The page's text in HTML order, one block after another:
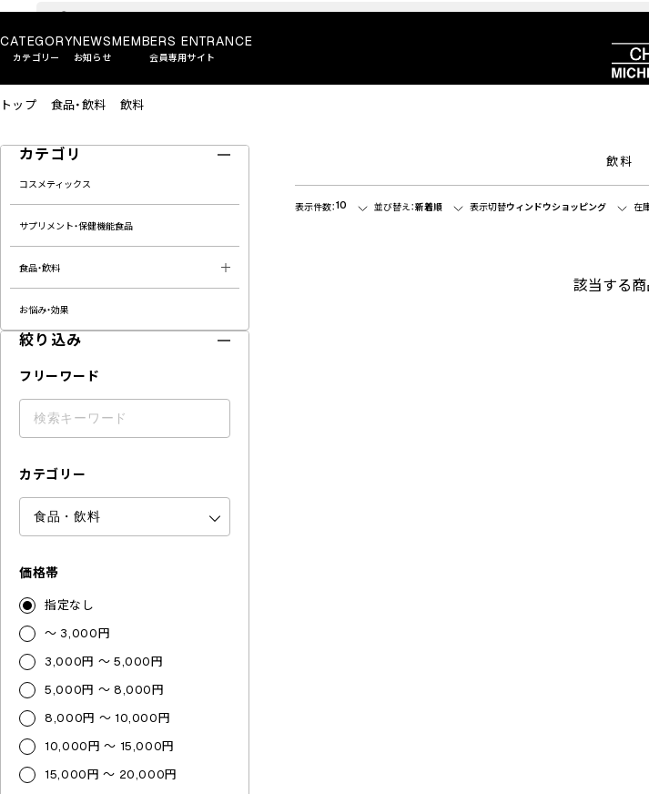
CATEGORY
カテゴリー
NEWS
お知らせ
MEMBERS ENTRANCE
会員専用サイト
トップ 食品・飲料 飲料
カテゴリ
コスメティックス
サプリメント・保健機能食品
食品・飲料
お悩み・効果
絞り込み
フリーワード
カテゴリー
価格帯
指定なし
～ 3,000円
3,000円 ～ 5,000円
5,000円 ～ 8,000円
8,000円 ～ 10,000円
10,000円 ～ 15,000円
15,000円 ～ 20,000円
飲料
表示件数：10 並び替え：新着順 表示切替ウィンドウショッピング 在
該当する商